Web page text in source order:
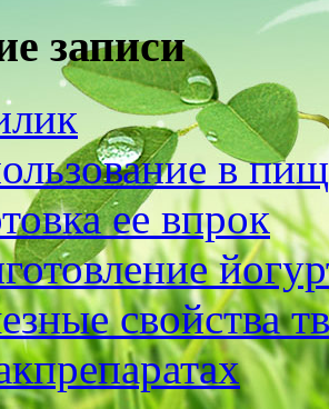
записи
в
ее впрок
свойства